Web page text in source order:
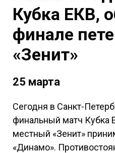
Кубка ЕКВ,
финале
«Зенит»
25 марта
Сегодня в Санкт-
финальный матч Кубка
местный «Зенит»
«Динамо».